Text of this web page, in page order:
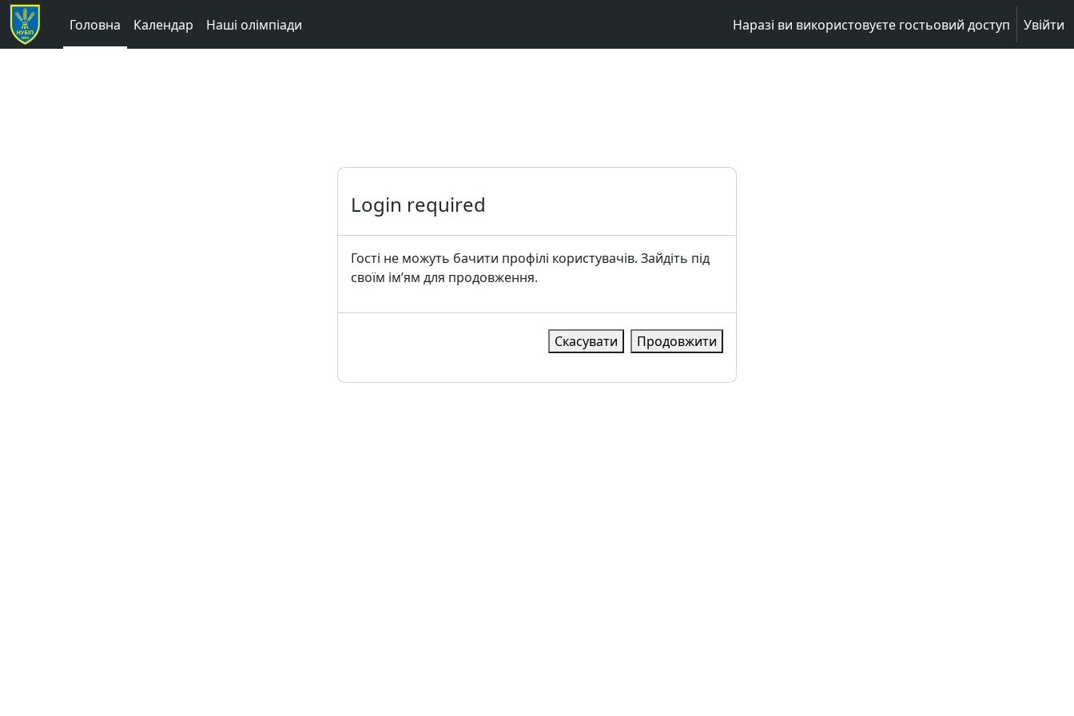
Перейти до головного вмісту
Головна
Календар Наші олімпіади Наразі ви використовуєте гостьовий доступ Увійти
Login required
Гості не можуть бачити профілі користувачів. Зайдіть під
своїм ім’ям для продовження.
Скасувати Продовжити